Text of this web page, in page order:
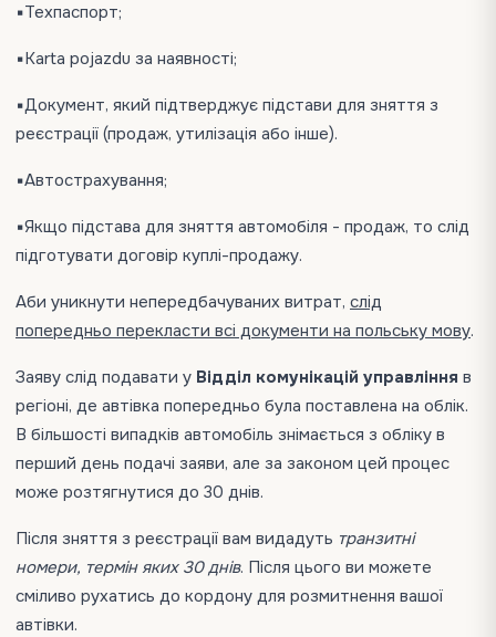
▪️Техпаспорт;
▪️Karta pojazdu за наявності;
▪️Документ, який підтверджує підстави для зняття з
реєстрації (продаж, утилізація або інше).
▪️Автострахування;
▪️Якщо підстава для зняття автомобіля - продаж, то слід
підготувати договір куплі-продажу.
Аби уникнути непередбачуваних витрат, слід
попередньо перекласти всі документи на польську мову.
Заяву слід подавати у Відділ комунікацій управління в
регіоні, де автівка попередньо була поставлена на облік.
В більшості випадків автомобіль знімається з обліку в
перший день подачі заяви, але за законом цей процес
може розтягнутися до 30 днів.
Після зняття з реєстрації вам видадуть транзитні
номери, термін яких 30 днів. Після цього ви можете
сміливо рухатись до кордону для розмитнення вашої
автівки.